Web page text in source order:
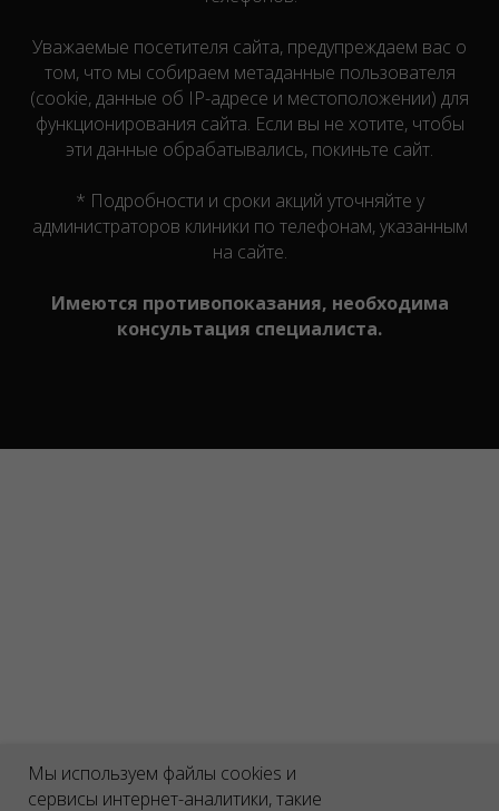
Уважаемые посетителя сайта, предупреждаем вас о
том, что мы собираем метаданные пользователя
(cookie, данные об IP-адресе и местоположении) для
функционирования сайта. Если вы не хотите, чтобы
эти данные обрабатывались, покиньте сайт.
* Подробности и сроки акций уточняйте у
администраторов клиники по телефонам, указанным
на сайте.
Имеются противопоказания, необходима
консультация специалиста.
Мы используем файлы cookies и
сервисы интернет-аналитики, такие